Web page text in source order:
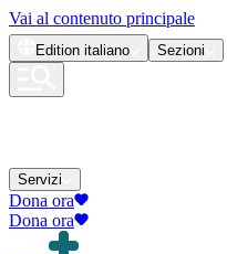
Vai al contenuto principale
Edition italiano Sezioni
Servizi
Dona ora
Dona ora